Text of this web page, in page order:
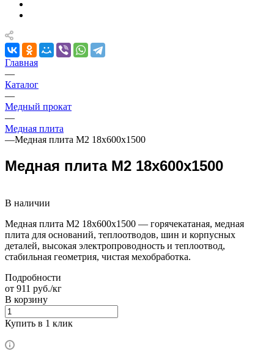
Главная
—
Каталог
—
Медный прокат
—
Медная плита
—Медная плита M2 18х600х1500
Медная плита M2 18х600х1500
В наличии
Медная плита M2 18х600х1500 — горячекатаная, медная
плита для оснований, теплоотводов, шин и корпусных
деталей, высокая электропроводность и теплоотвод,
стабильная геометрия, чистая мехобработка.
Подробности
от 911 руб./кг
В корзину
Купить в 1 клик